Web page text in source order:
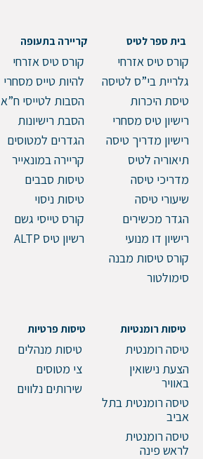
בית ספר לטיס
קורס טיס אזרחי
גלריית בי”ס לטיסה
טיסת היכרות
רישיון טיס מסחרי
רישיון מדריך טיסה
תיאוריה לטיס
מדריכי טיסה
שיעורי טיסה
הגדר מכשירים
רישיון דו מנועי
קורס טיסות מבנה
סימולטור
קריירה בתעופה
קורס טיס אזרחי
להיות טייס מסחרי
הסבות לטייסי ח”א
הסבת רישיונות
הגדרים למטוסים
קריירה במונאייר
טיסות סבבים
טיסות ניסוי
קורס טייסי גשם
רשיון טיס ALTP
טיסות רומנטיות
טיסה רומנטית
הצעת נישואין
באוויר
טיסה רומנטית בתל
אביב
טיסה רומנטית
לראש פינה
טיסות פרטיות
טיסות מנהלים
צי מטוסים
שירותים נלווים